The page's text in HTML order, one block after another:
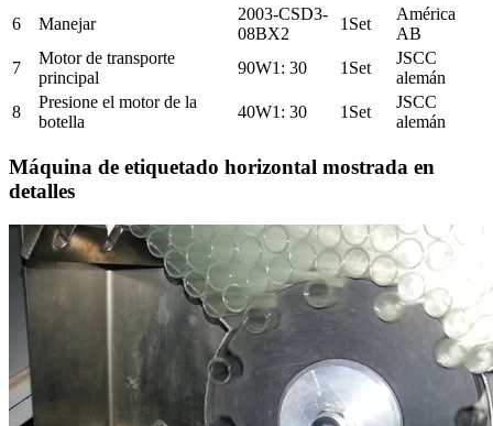
6
Manejar
2003-CSD3-
08BX2
1Set
América
AB
7
Motor de transporte
principal
90W1: 30 1Set
JSCC
alemán
8
Presione el motor de la
botella
40W1: 30 1Set
JSCC
alemán
Máquina de etiquetado horizontal mostrada en
detalles